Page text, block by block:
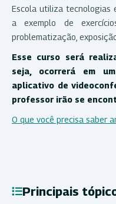
Escola utiliza tecnologias
a exemplo de
problematização,
Esse curso será
seja, ocorrerá em
aplicativo de
professor irão se
O que você precisa saber
Principais